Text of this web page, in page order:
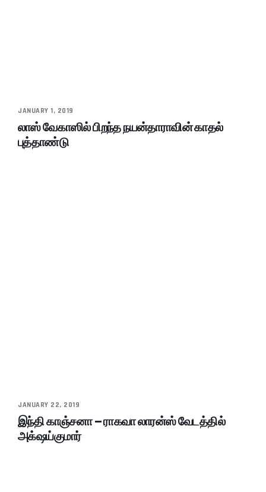
JANUARY 1, 2019
லாஸ் வேகாஸில் பிறந்த நயன்தாராவின் காதல்
புத்தாண்டு
JANUARY 22, 2019
இந்தி காஞ்சனா – ராகவா லாரன்ஸ் வேடத்தில்
அக்‌ஷய்குமார்